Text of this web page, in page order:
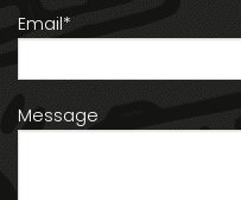
Email*
Message